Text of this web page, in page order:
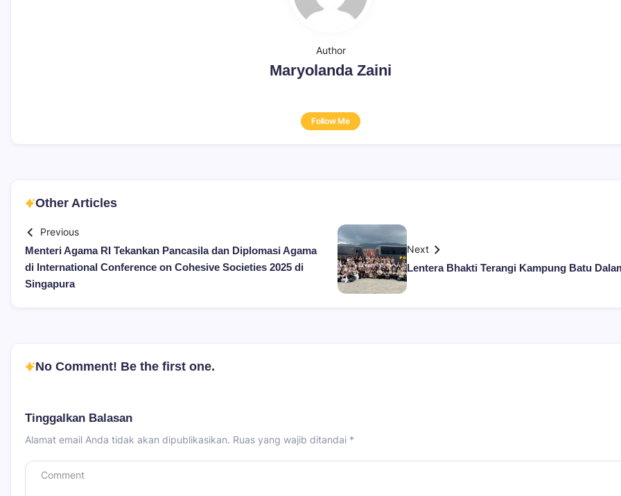
Author
Maryolanda Zaini
Follow Me
Other Articles
Previous
Menteri Agama RI Tekankan Pancasila dan Diplomasi Agama
di International Conference on Cohesive Societies 2025 di
Singapura
Next
Lentera Bhakti Terangi Kampung Batu
No Comment! Be the first one.
Tinggalkan Balasan
Alamat email Anda tidak akan dipublikasikan. Ruas yang wajib ditandai *